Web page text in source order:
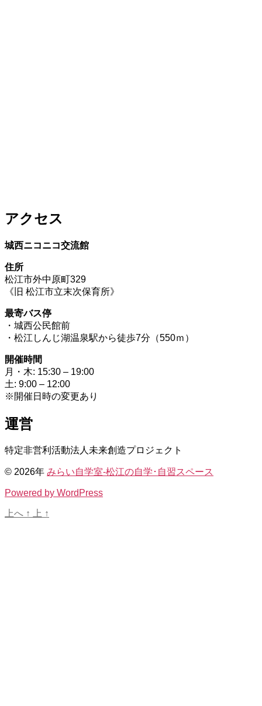
アクセス
城西ニコニコ交流館
住所
松江市外中原町329
《旧 松江市立末次保育所》
最寄バス停
・城西公民館前
・松江しんじ湖温泉駅から徒歩7分（550ｍ）
開催時間
月・木: 15:30 – 19:00
土: 9:00 – 12:00
※開催日時の変更あり
運営
特定非営利活動法人未来創造プロジェクト
© 2026年 みらい自学室-松江の自学･自習スペース
Powered by WordPress
上へ ↑ 上 ↑